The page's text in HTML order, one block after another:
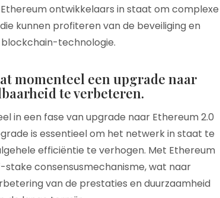
ontwikkelaars in staat om complexe
kunnen profiteren van de beveiliging en
technologie.
momenteel een upgrade naar
te verbeteren.
in een fase van upgrade naar Ethereum 2.0
is essentieel om het netwerk in staat te
efficiëntie te verhogen. Met Ethereum
consensusmechanisme, wat naar
van de prestaties en duurzaamheid